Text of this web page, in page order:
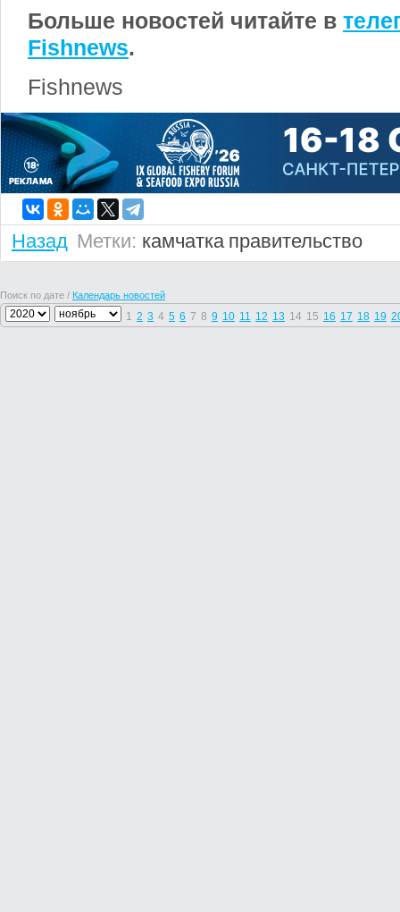
Больше новостей читайте в
Fishnews.
Fishnews
Назад Метки: камчатка правительство
Поиск по дате / Календарь новостей
1 2 3 4 5 6 7 8 9 10 11 12 13 14 15 16 17 18 19